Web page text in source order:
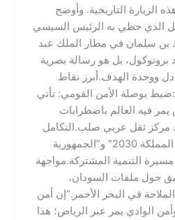
الزيارة التاريخية. وأوضح
الذي حظي به الرئيس السيسي
بن سلمان في مطار الملك عبد
بروتوكول، بل هو رسالة بصرية
ووحدة الهدف.​أبرز نقاط
بوصلة الأمن القومي: تأتي
فيه العالم باضطرابات
ثقل عربي صلب.​التكامل
التنموي: الربط بين “رؤية المملكة 2030″ و”الجمهورية
التنمية المشتركة.​مواجهة
حول ملفات السودان،
في البحر الأحمر.​”إن أمن
الوادي يمر عبر الرياض؛ هذا